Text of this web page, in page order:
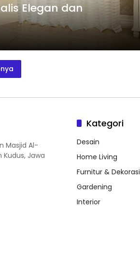
Elegan dan
Masjid Al-
Kudus, Jawa
Kategori
Desain
Home Living
Furnitur & Dekorasi
Gardening
Interior